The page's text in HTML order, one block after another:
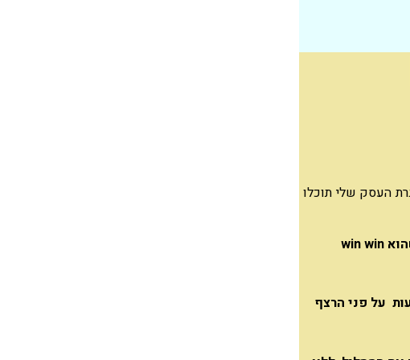
העסק שלי תוכלו
ראייה הוליסטית,הרואה את המצוקה והכאב. ומכוונת לפתרון שהוא win win
על פני הרצף